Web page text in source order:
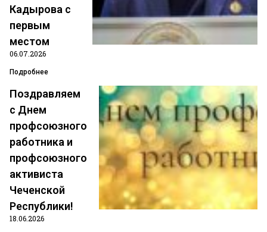
Аюбов Умар Магомадович
Председатель Урус-Мартановской районной организации
Профсоюза
Тел.:8 (928) 740-98-96;
Эл. почта: admurus@u-martan.ru
Кадырова с
первым
местом
06.07.2026
Подробнее
Поздравляем
с Днем
профсоюзного
работника и
профсоюзного
активиста
Чеченской
Республики!
18.06.2026